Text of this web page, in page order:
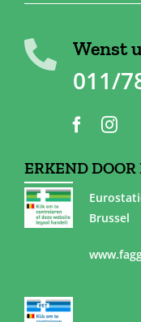
Wenst
011/
ERKEND DOOR
Brussel